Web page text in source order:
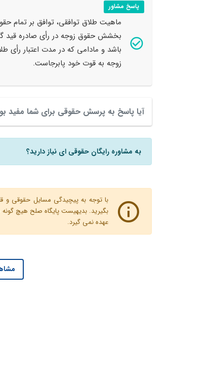
پاسخ مشاور
ماهیت طلاق توافقی، توافق بر تمام
بخشش حقوق زوجه در رأی صادره قید
باشد و مادامی که در مدت اعتبار
زوجه به قوت خود پابرجاست.
آیا پاسخ به پرسش حقوقی برای شما مفید
به مشاوره رایگان حقوقی ای نیاز دارید؟
با توجه به پیچیدگی مسایل حقوقی و
بگیرید. بدیهیست پایگاه صلح هیچ
عهده نمی گیرد.